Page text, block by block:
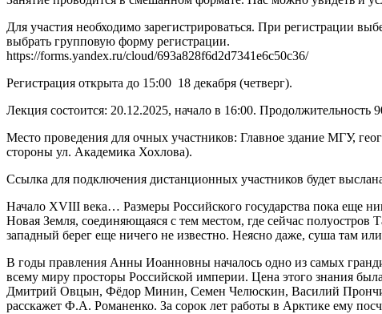
Для участия необходимо зарегистрироваться. При регистрации
выбрать групповую форму регистрации.
https://forms.yandex.ru/cloud/693a828f6d2d7341e6c50c36/
Регистрация открыта до 15:00 18 декабря (четверг).
Лекция состоится: 20.12.2025, начало в 16:00. Продолжительность
Место проведения для очных участников: Главное здание МГУ,
стороны ул. Академика Хохлова).
Ссылка для подключения дистанционных участников будет
Начало XVIII века… Размеры Российского государства пока еще
Новая Земля, соединяющаяся с тем местом, где сейчас
западный берег еще ничего не известно. Неясно даже, суша там
В годы правления Анны Иоанновны началось одно из самых
всему миру просторы Российской империи. Цена этого знания
Дмитрий Овцын, Фёдор Минин, Семен Челюскин, Василий
расскажет Ф.А. Романенко. За сорок лет работы в Арктике ему